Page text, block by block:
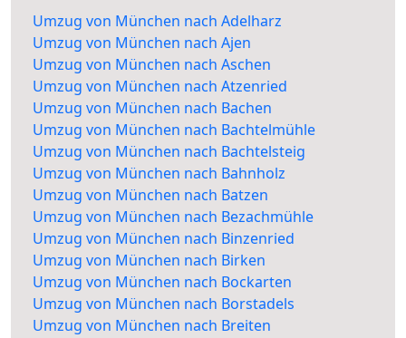
Umzug von München nach Adelharz
Umzug von München nach Ajen
Umzug von München nach Aschen
Umzug von München nach Atzenried
Umzug von München nach Bachen
Umzug von München nach Bachtelmühle
Umzug von München nach Bachtelsteig
Umzug von München nach Bahnholz
Umzug von München nach Batzen
Umzug von München nach Bezachmühle
Umzug von München nach Binzenried
Umzug von München nach Birken
Umzug von München nach Bockarten
Umzug von München nach Borstadels
Umzug von München nach Breiten